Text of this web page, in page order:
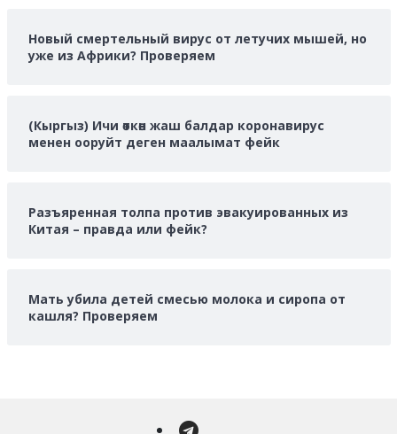
Новый смертельный вирус от летучих мышей, но
уже из Африки? Проверяем
(Кыргыз) Ичи өткөн жаш балдар коронавирус
менен ооруйт деген маалымат фейк
Разъяренная толпа против эвакуированных из
Китая – правда или фейк?
Мать убила детей смесью молока и сиропа от
кашля? Проверяем
Telegram